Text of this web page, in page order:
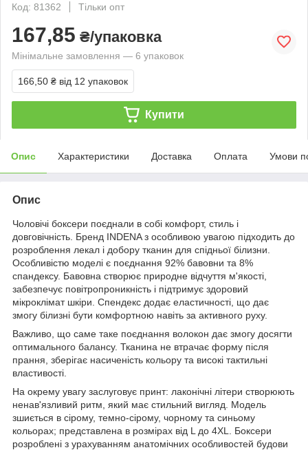
Код: 81362
Тільки опт
167,85 ₴/упаковка
Мінімальне замовлення — 6 упаковок
166,50 ₴ від 12 упаковок
Купити
Опис Характеристики Доставка Оплата Умови
Опис
Чоловічі боксери поєднали в собі комфорт, стиль і
довговічність. Бренд INDENA з особливою увагою підходить до
розроблення лекал і добору тканин для спідньої білизни.
Особливістю моделі є поєднання 92% бавовни та 8%
спандексу. Бавовна створює природне відчуття м'якості,
забезпечує повітропроникність і підтримує здоровий
мікроклімат шкіри. Спендекс додає еластичності, що дає
змогу білизні бути комфортною навіть за активного руху.
Важливо, що саме таке поєднання волокон дає змогу досягти
оптимального балансу. Тканина не втрачає форму після
прання, зберігає насиченість кольору та високі тактильні
властивості.
На окрему увагу заслуговує принт: лаконічні літери створюють
ненав'язливий ритм, який має стильний вигляд. Модель
зшиється в сірому, темно-сірому, чорному та синьому
кольорах; представлена в розмірах від L до 4XL. Боксери
розроблені з урахуванням анатомічних особливостей будови